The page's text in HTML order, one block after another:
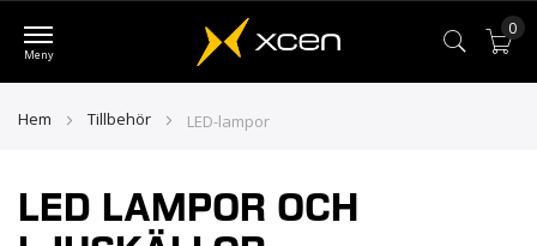
0
Hem Tillbehör LED-lampor
LED LAMPOR OCH